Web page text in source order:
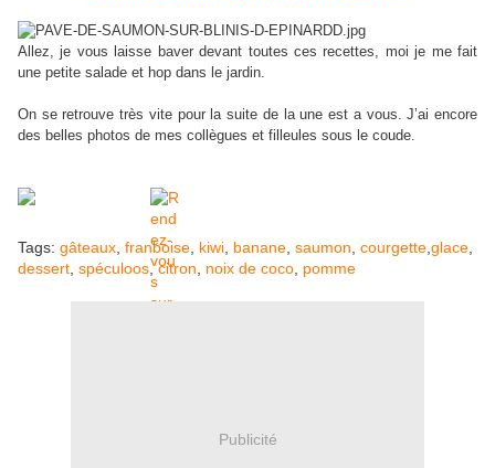
Allez, je vous laisse baver devant toutes ces recettes, moi je me fait
une petite salade et hop dans le jardin.
On se retrouve très vite pour la suite de la une est a vous. J’ai encore
des belles photos de mes collègues et filleules sous le coude.
Tags: gâteaux franboise kiwi banane saumon courgette glace
dessert spéculoos,citron noix de coco pomme
Publicité